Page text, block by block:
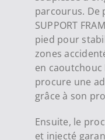
parcourus. De
SUPPORT
pied pour
zones
en caoutchouc
procure une
grâce à son
Ensuite, le
et injecté